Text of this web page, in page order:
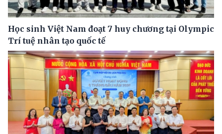
Học sinh Việt Nam đoạt 7 huy chương tại Olympic
Trí tuệ nhân tạo quốc tế